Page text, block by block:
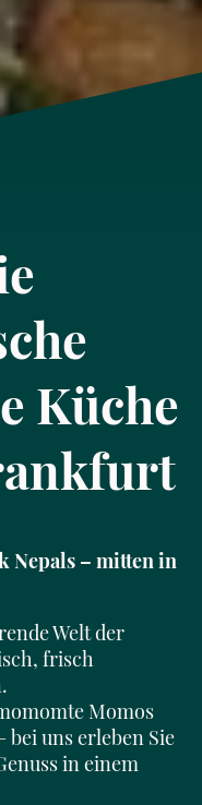
Küche
Nepals – mitten in
Welt der
frisch
Momos
uns erleben Sie
in einem